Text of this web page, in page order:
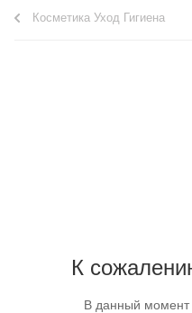
Косметика Уход Гигиена
К
В данный момент